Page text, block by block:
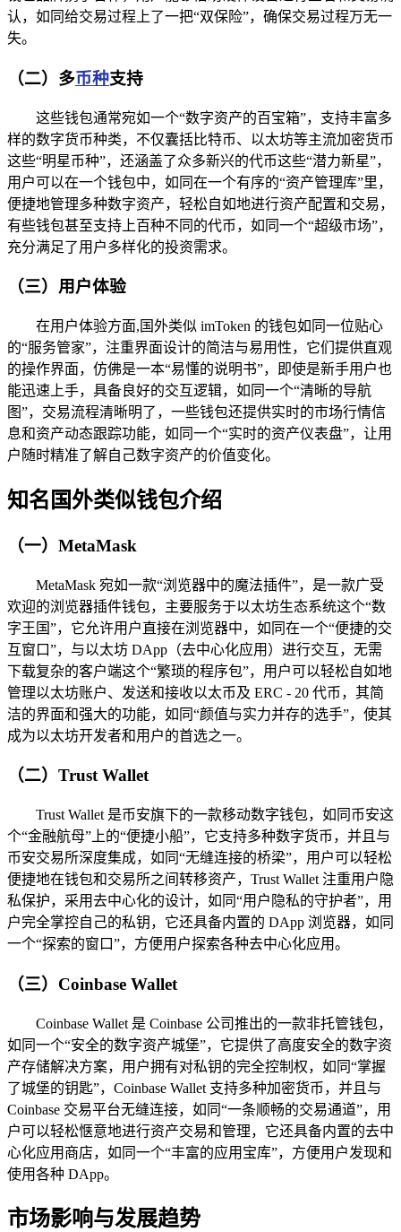
认，如同给交易过程上了一把“双保险”，确保交易过程万无一
失。
（二）多币种支持
这些钱包通常宛如一个“数字资产的百宝箱”，支持丰富多
样的数字货币种类，不仅囊括比特币、以太坊等主流加密货币
这些“明星币种”，还涵盖了众多新兴的代币这些“潜力新星”，
用户可以在一个钱包中，如同在一个有序的“资产管理库”里，
便捷地管理多种数字资产，轻松自如地进行资产配置和交易，
有些钱包甚至支持上百种不同的代币，如同一个“超级市场”，
充分满足了用户多样化的投资需求。
（三）用户体验
在用户体验方面,国外类似 imToken 的钱包如同一位贴心
的“服务管家”，注重界面设计的简洁与易用性，它们提供直观
的操作界面，仿佛是一本“易懂的说明书”，即使是新手用户也
能迅速上手，具备良好的交互逻辑，如同一个“清晰的导航
图”，交易流程清晰明了，一些钱包还提供实时的市场行情信
息和资产动态跟踪功能，如同一个“实时的资产仪表盘”，让用
户随时精准了解自己数字资产的价值变化。
知名国外类似钱包介绍
（一）MetaMask
MetaMask 宛如一款“浏览器中的魔法插件”，是一款广受
欢迎的浏览器插件钱包，主要服务于以太坊生态系统这个“数
字王国”，它允许用户直接在浏览器中，如同在一个“便捷的交
互窗口”，与以太坊 DApp（去中心化应用）进行交互，无需
下载复杂的客户端这个“繁琐的程序包”，用户可以轻松自如地
管理以太坊账户、发送和接收以太币及 ERC - 20 代币，其简
洁的界面和强大的功能，如同“颜值与实力并存的选手”，使其
成为以太坊开发者和用户的首选之一。
（二）Trust Wallet
Trust Wallet 是币安旗下的一款移动数字钱包，如同币安这
个“金融航母”上的“便捷小船”，它支持多种数字货币，并且与
币安交易所深度集成，如同“无缝连接的桥梁”，用户可以轻松
便捷地在钱包和交易所之间转移资产，Trust Wallet 注重用户隐
私保护，采用去中心化的设计，如同“用户隐私的守护者”，用
户完全掌控自己的私钥，它还具备内置的 DApp 浏览器，如同
一个“探索的窗口”，方便用户探索各种去中心化应用。
（三）Coinbase Wallet
Coinbase Wallet 是 Coinbase 公司推出的一款非托管钱包，
如同一个“安全的数字资产城堡”，它提供了高度安全的数字资
产存储解决方案，用户拥有对私钥的完全控制权，如同“掌握
了城堡的钥匙”，Coinbase Wallet 支持多种加密货币，并且与
Coinbase 交易平台无缝连接，如同“一条顺畅的交易通道”，用
户可以轻松惬意地进行资产交易和管理，它还具备内置的去中
心化应用商店，如同一个“丰富的应用宝库”，方便用户发现和
使用各种 DApp。
市场影响与发展趋势